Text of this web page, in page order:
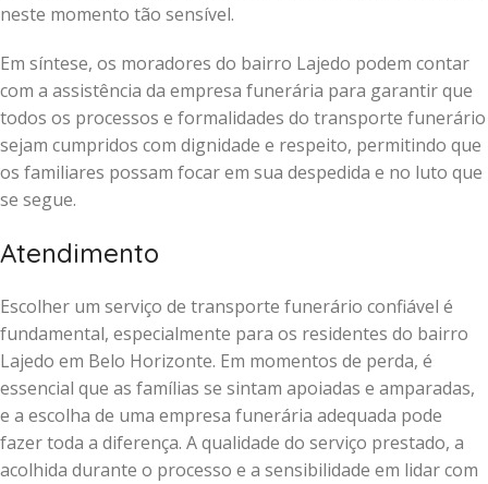
neste momento tão sensível.
Em síntese, os moradores do bairro Lajedo podem contar
com a assistência da empresa funerária para garantir que
todos os processos e formalidades do transporte funerário
sejam cumpridos com dignidade e respeito, permitindo que
os familiares possam focar em sua despedida e no luto que
se segue.
Atendimento
Escolher um serviço de transporte funerário confiável é
fundamental, especialmente para os residentes do bairro
Lajedo em Belo Horizonte. Em momentos de perda, é
essencial que as famílias se sintam apoiadas e amparadas,
e a escolha de uma empresa funerária adequada pode
fazer toda a diferença. A qualidade do serviço prestado, a
acolhida durante o processo e a sensibilidade em lidar com